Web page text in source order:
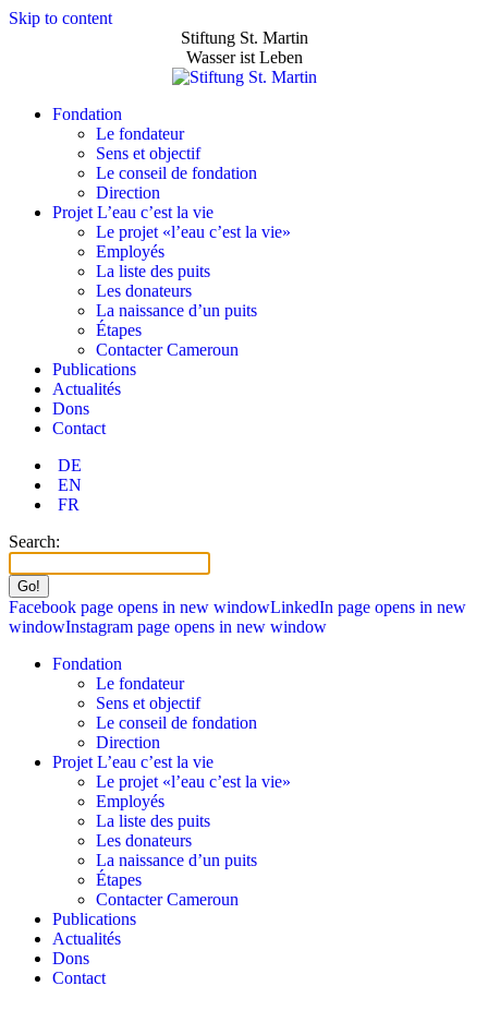
Skip to content
Stiftung St. Martin
Wasser ist Leben
Fondation
Le fondateur
Sens et objectif
Le conseil de fondation
Direction
Projet L’eau c’est la vie
Le projet «l’eau c’est la vie»
Employés
La liste des puits
Les donateurs
La naissance d’un puits
Étapes
Contacter Cameroun
Publications
Actualités
Dons
Contact
DE
EN
FR
Search:
Facebook page opens in new windowLinkedIn page opens in new
windowInstagram page opens in new window
Fondation
Le fondateur
Sens et objectif
Le conseil de fondation
Direction
Projet L’eau c’est la vie
Le projet «l’eau c’est la vie»
Employés
La liste des puits
Les donateurs
La naissance d’un puits
Étapes
Contacter Cameroun
Publications
Actualités
Dons
Contact